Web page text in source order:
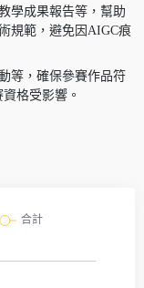
學成果報告等，幫助
規範，避免因AIGC痕
等，確保參賽作品符
格受影響。